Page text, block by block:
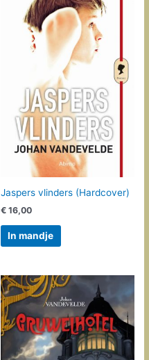
Jaspers vlinders (Hardcover)
€ 16,00
In mandje